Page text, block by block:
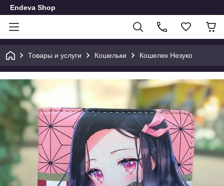
Endeva Shop
Товары и услуги Кошельки Кошелек Незуко